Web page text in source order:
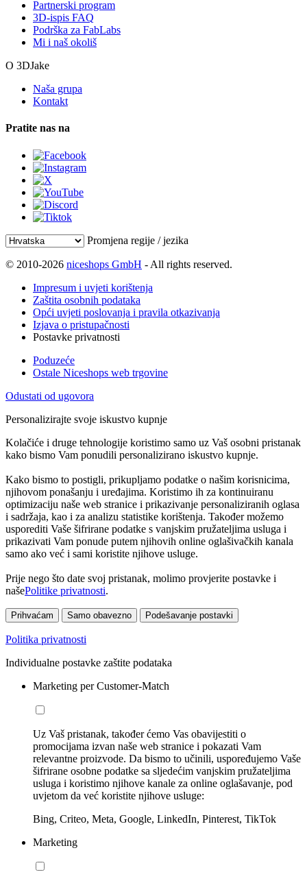
Partnerski program
3D-ispis FAQ
Podrška za FabLabs
Mi i naš okoliš
O 3DJake
Naša grupa
Kontakt
Pratite nas na
Promjena regije / jezika
© 2010-2026 niceshops GmbH - All rights reserved.
Impresum i uvjeti korištenja
Zaštita osobnih podataka
Opći uvjeti poslovanja i pravila otkazivanja
Izjava o pristupačnosti
Postavke privatnosti
Poduzeće
Ostale Niceshops web trgovine
Odustati od ugovora
Personalizirajte svoje iskustvo kupnje
Kolačiće i druge tehnologije koristimo samo uz Vaš osobni pristanak
kako bismo Vam ponudili personalizirano iskustvo kupnje.
Kako bismo to postigli, prikupljamo podatke o našim korisnicima,
njihovom ponašanju i uređajima. Koristimo ih za kontinuiranu
optimizaciju naše web stranice i prikazivanje personaliziranih oglasa
i sadržaja, kao i za analizu statistike korištenja. Također možemo
usporediti Vaše šifrirane podatke s vanjskim pružateljima usluga i
prikazivati Vam ponude putem njihovih online oglašivačkih kanala
samo ako već i sami koristite njihove usluge.
Prije nego što date svoj pristanak, molimo provjerite postavke i
našePolitike privatnosti.
Prihvaćam Samo obavezno Podešavanje postavki
Politika privatnosti
Individualne postavke zaštite podataka
Marketing per Customer-Match
Uz Vaš pristanak, također ćemo Vas obavijestiti o
promocijama izvan naše web stranice i pokazati Vam
relevantne proizvode. Da bismo to učinili, uspoređujemo Vaše
šifrirane osobne podatke sa sljedećim vanjskim pružateljima
usluga i koristimo njihove kanale za online oglašavanje, pod
uvjetom da već koristite njihove usluge:
Bing, Criteo, Meta, Google, LinkedIn, Pinterest, TikTok
Marketing